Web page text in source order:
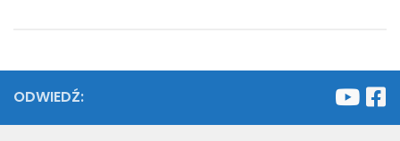
ODWIEDŹ: